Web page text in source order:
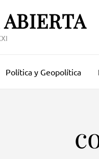
Política y Geopolítica